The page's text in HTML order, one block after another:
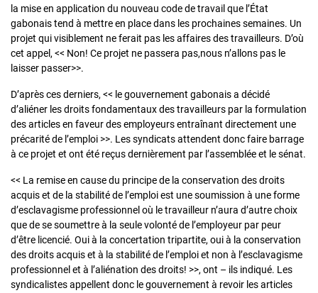
la mise en application du nouveau code de travail que l’État
gabonais tend à mettre en place dans les prochaines semaines. Un
projet qui visiblement ne ferait pas les affaires des travailleurs. D’où
cet appel, << Non! Ce projet ne passera pas,nous n’allons pas le
laisser passer>>.
D’après ces derniers, << le gouvernement gabonais a décidé
d’aliéner les droits fondamentaux des travailleurs par la formulation
des articles en faveur des employeurs entraînant directement une
précarité de l’emploi >>. Les syndicats attendent donc faire barrage
à ce projet et ont été reçus dernièrement par l’assemblée et le sénat.
<< La remise en cause du principe de la conservation des droits
acquis et de la stabilité de l’emploi est une soumission à une forme
d’esclavagisme professionnel où le travailleur n’aura d’autre choix
que de se soumettre à la seule volonté de l’employeur par peur
d’être licencié. Oui à la concertation tripartite, oui à la conservation
des droits acquis et à la stabilité de l’emploi et non à l’esclavagisme
professionnel et à l’aliénation des droits! >>, ont – ils indiqué. Les
syndicalistes appellent donc le gouvernement à revoir les articles